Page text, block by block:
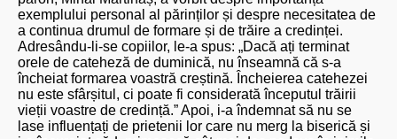
exemplului personal al părinților și despre necesitatea de
a continua drumul de formare și de trăire a credinței.
Adresându-li-se copiilor, le-a spus: „Dacă ați terminat
orele de cateheză de duminică, nu înseamnă că s-a
încheiat formarea voastră creștină. Încheierea catehezei
nu este sfârșitul, ci poate fi considerată începutul trăirii
vieții voastre de credință.” Apoi, i-a îndemnat să nu se
lase influențați de prietenii lor care nu merg la biserică și